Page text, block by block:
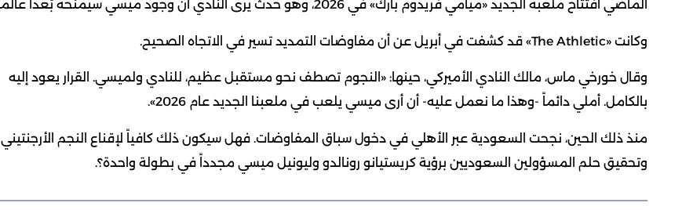
الماضي افتتاح ملعبه الجديد «ميامي فريدوم بارك» في 2026، وهو حدث يرى النادي أن وجود ميسي سيمنحه بُعداً عالمياً.
وكانت «The Athletic» قد كشفت في أبريل عن أن مفاوضات التمديد تسير في الاتجاه الصحيح.
وقال خورخي ماس، مالك النادي الأميركي، حينها: «النجوم تصطف نحو مستقبل عظيم، للنادي ولميسي. القرار يعود إليه
بالكامل. أملي دائماً -وهذا ما نعمل عليه- أن أرى ميسي يلعب في ملعبنا الجديد عام 2026».
منذ ذلك الحين، نجحت السعودية عبر الأهلي في دخول سباق المفاوضات. فهل سيكون ذلك كافياً لإقناع النجم الأرجنتيني
وتحقيق حلم المسؤولين السعوديين برؤية كريستيانو رونالدو وليونيل ميسي مجدداً في بطولة واحدة؟.